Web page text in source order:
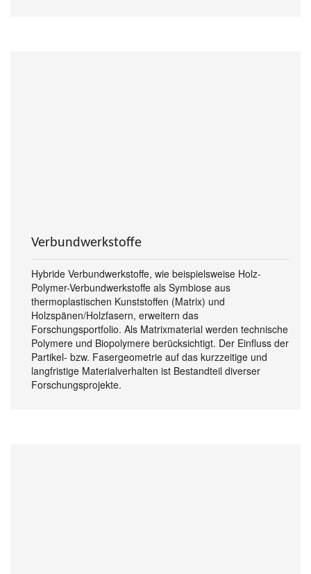
Verbundwerkstoffe
Hybride Verbundwerkstoffe, wie beispielsweise Holz-
Polymer-Verbundwerkstoffe als Symbiose aus
thermoplastischen Kunststoffen (Matrix) und
Holzspänen/Holzfasern, erweitern das
Forschungsportfolio. Als Matrixmaterial werden technische
Polymere und Biopolymere berücksichtigt. Der Einfluss der
Partikel- bzw. Fasergeometrie auf das kurzzeitige und
langfristige Materialverhalten ist Bestandteil diverser
Forschungsprojekte.